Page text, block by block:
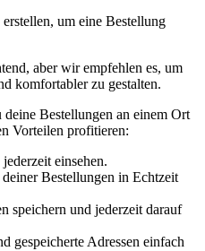
um eine Bestellung
aber wir empfehlen es, um
komfortabler zu gestalten.
Bestellungen an einem Ort
Vorteilen profitieren:
einsehen.
Bestellungen in Echtzeit
speichern und jederzeit darauf
gespeicherte Adressen einfach